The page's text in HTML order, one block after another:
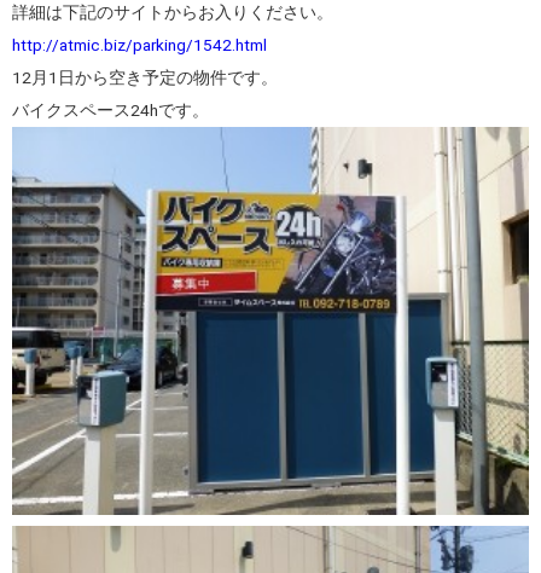
詳細は下記のサイトからお入りください。
http://atmic.biz/parking/1542.html
12月1日から空き予定の物件です。
バイクスペース24hです。